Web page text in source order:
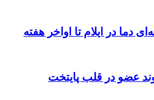
فروشگاه کتاب DMDBook | خرید کتاب فانتزی،